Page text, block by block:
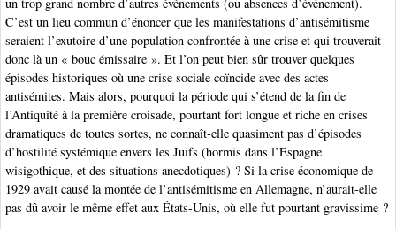
C’est un lieu commun d’énoncer que les manifestations d’antisémitisme
seraient l’exutoire d’une population confrontée à une crise et qui trouverait
donc là un « bouc émissaire ». Et l’on peut bien sûr trouver quelques
épisodes historiques où une crise sociale coïncide avec des actes
antisémites. Mais alors, pourquoi la période qui s’étend de la fin de
l’Antiquité à la première croisade, pourtant fort longue et riche en crises
dramatiques de toutes sortes, ne connaît-elle quasiment pas d’épisodes
d’hostilité systémique envers les Juifs (hormis dans l’Espagne
wisigothique, et des situations anecdotiques) ? Si la crise économique de
1929 avait causé la montée de l’antisémitisme en Allemagne, n’aurait-elle
pas dû avoir le même effet aux États-Unis, où elle fut pourtant gravissime ?